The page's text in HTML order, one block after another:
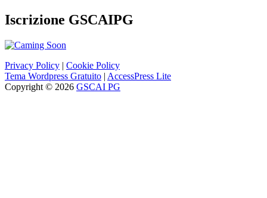
Iscrizione GSCAIPG
Privacy Policy | Cookie Policy
Tema Wordpress Gratuito | AccessPress Lite
Copyright © 2026 GSCAI PG